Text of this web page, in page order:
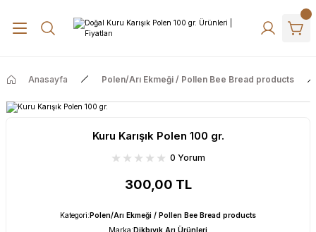
Anasayfa Polen/Arı Ekmeği / Pollen Bee Bread products
Kuru Karışık Polen 100 gr.
0 Yorum
300,00 TL
Kategori:Polen/Arı Ekmeği / Pollen Bee Bread products
Marka:Dikbıyık Arı Ürünleri